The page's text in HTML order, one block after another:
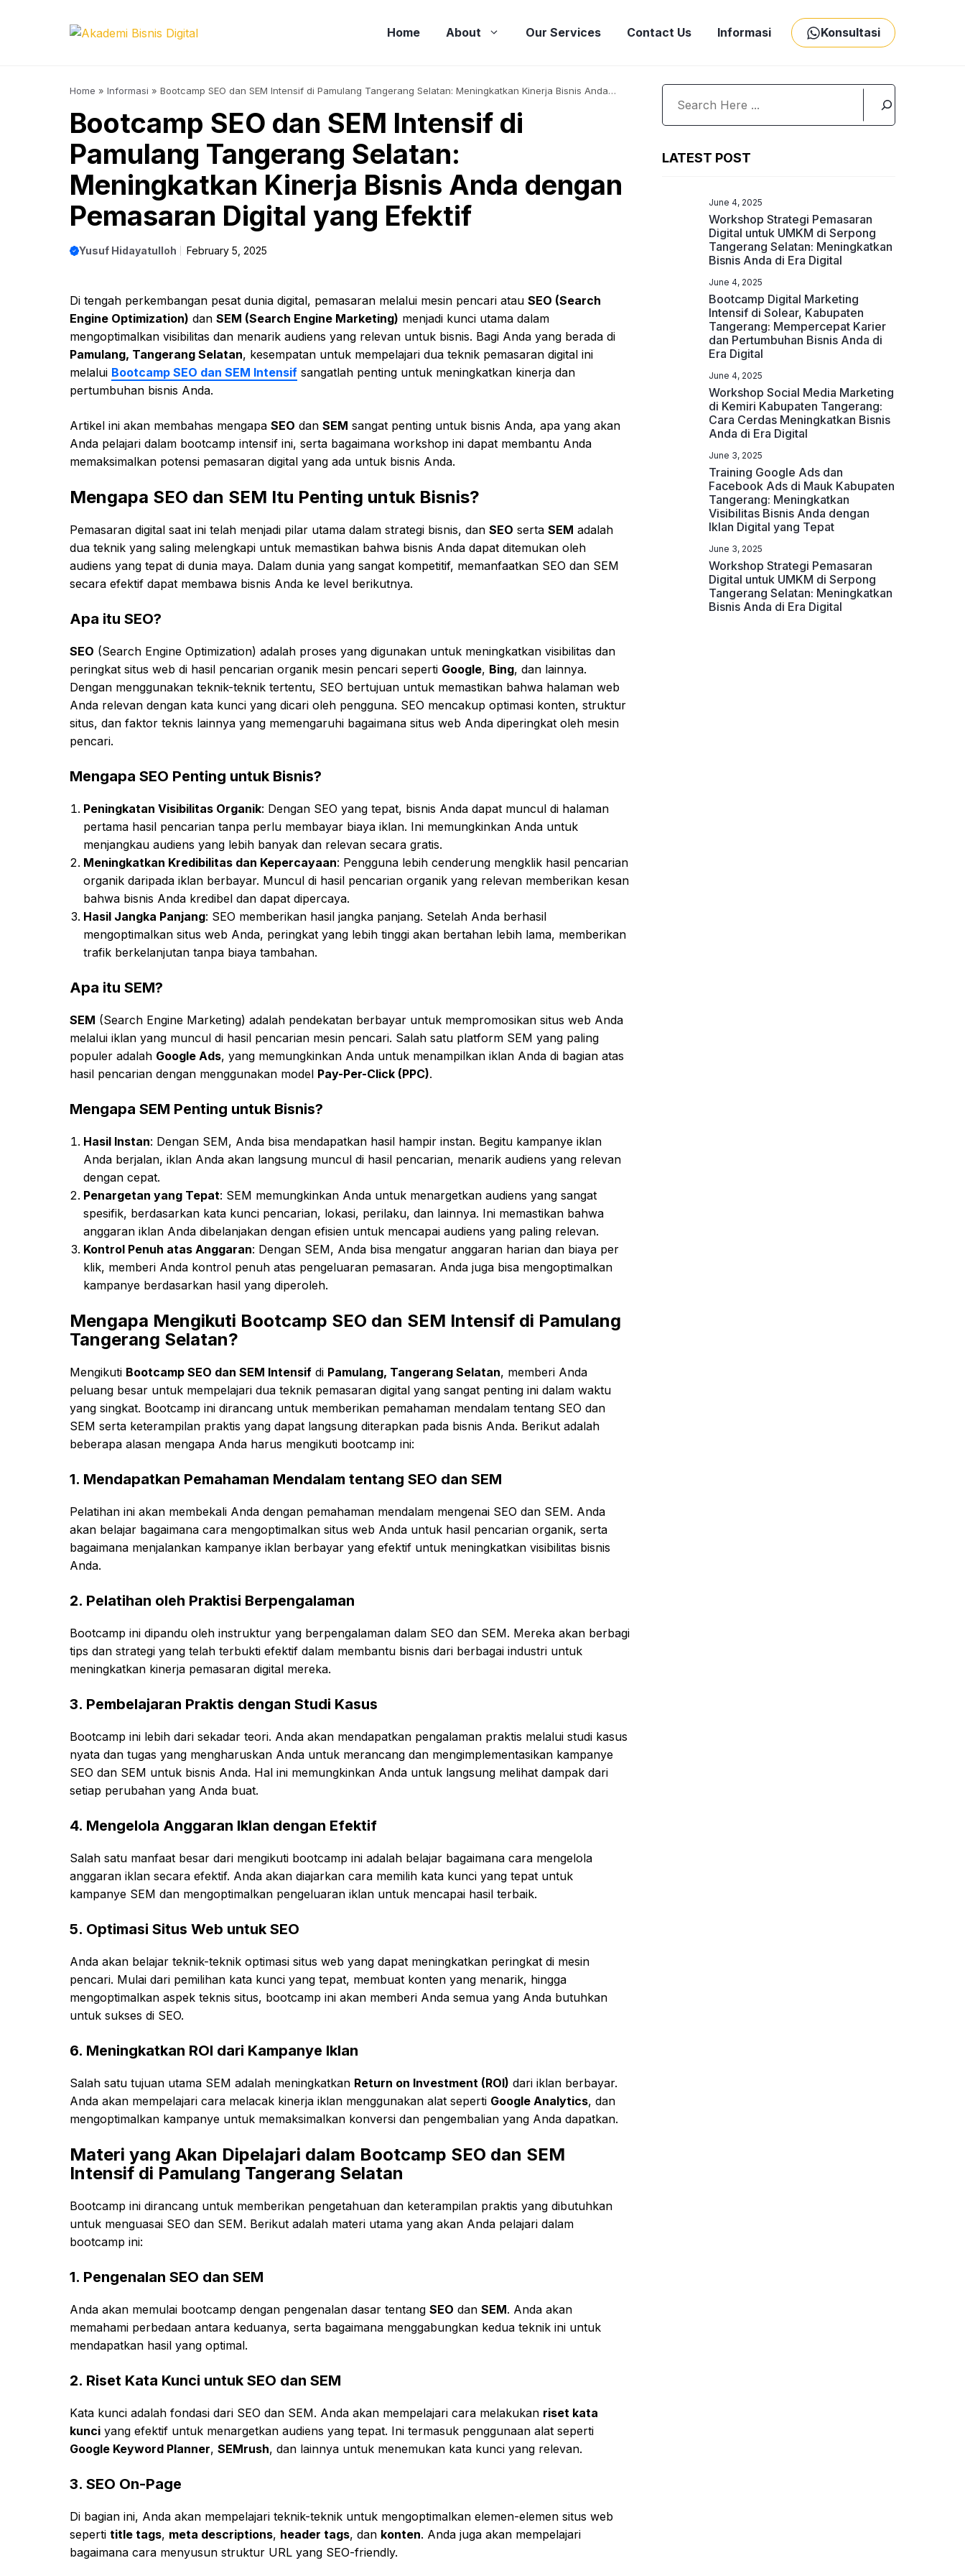
Home About Our Services Contact Us Informasi Konsultasi
Home » Informasi » Bootcamp SEO dan SEM Intensif di Pamulang Tangerang Selatan: Meningkatkan Kinerja Bisnis Anda
Bootcamp SEO dan SEM Intensif di
Pamulang Tangerang Selatan:
Meningkatkan Kinerja Bisnis Anda dengan
Pemasaran Digital yang Efektif
Yusuf Hidayatulloh February 5, 2025
Di tengah perkembangan pesat dunia digital, pemasaran melalui mesin pencari atau SEO (Search
Engine Optimization) dan SEM (Search Engine Marketing) menjadi kunci utama dalam
mengoptimalkan visibilitas dan menarik audiens yang relevan untuk bisnis. Bagi Anda yang berada di
Pamulang, Tangerang Selatan, kesempatan untuk mempelajari dua teknik pemasaran digital ini
melalui Bootcamp SEO dan SEM Intensif sangatlah penting untuk meningkatkan kinerja dan
pertumbuhan bisnis Anda.
Artikel ini akan membahas mengapa SEO dan SEM sangat penting untuk bisnis Anda, apa yang akan
Anda pelajari dalam bootcamp intensif ini, serta bagaimana workshop ini dapat membantu Anda
memaksimalkan potensi pemasaran digital yang ada untuk bisnis Anda.
Mengapa SEO dan SEM Itu Penting untuk Bisnis?
Pemasaran digital saat ini telah menjadi pilar utama dalam strategi bisnis, dan SEO serta SEM adalah
dua teknik yang saling melengkapi untuk memastikan bahwa bisnis Anda dapat ditemukan oleh
audiens yang tepat di dunia maya. Dalam dunia yang sangat kompetitif, memanfaatkan SEO dan SEM
secara efektif dapat membawa bisnis Anda ke level berikutnya.
Apa itu SEO?
SEO (Search Engine Optimization) adalah proses yang digunakan untuk meningkatkan visibilitas dan
peringkat situs web di hasil pencarian organik mesin pencari seperti Google, Bing, dan lainnya.
Dengan menggunakan teknik-teknik tertentu, SEO bertujuan untuk memastikan bahwa halaman web
Anda relevan dengan kata kunci yang dicari oleh pengguna. SEO mencakup optimasi konten, struktur
situs, dan faktor teknis lainnya yang memengaruhi bagaimana situs web Anda diperingkat oleh mesin
pencari.
Mengapa SEO Penting untuk Bisnis?
Peningkatan Visibilitas Organik: Dengan SEO yang tepat, bisnis Anda dapat muncul di halaman
pertama hasil pencarian tanpa perlu membayar biaya iklan. Ini memungkinkan Anda untuk
menjangkau audiens yang lebih banyak dan relevan secara gratis.
Meningkatkan Kredibilitas dan Kepercayaan: Pengguna lebih cenderung mengklik hasil pencarian
organik daripada iklan berbayar. Muncul di hasil pencarian organik yang relevan memberikan kesan
bahwa bisnis Anda kredibel dan dapat dipercaya.
Hasil Jangka Panjang: SEO memberikan hasil jangka panjang. Setelah Anda berhasil
mengoptimalkan situs web Anda, peringkat yang lebih tinggi akan bertahan lebih lama, memberikan
trafik berkelanjutan tanpa biaya tambahan.
Apa itu SEM?
SEM (Search Engine Marketing) adalah pendekatan berbayar untuk mempromosikan situs web Anda
melalui iklan yang muncul di hasil pencarian mesin pencari. Salah satu platform SEM yang paling
populer adalah Google Ads, yang memungkinkan Anda untuk menampilkan iklan Anda di bagian atas
hasil pencarian dengan menggunakan model Pay-Per-Click (PPC).
Mengapa SEM Penting untuk Bisnis?
Hasil Instan: Dengan SEM, Anda bisa mendapatkan hasil hampir instan. Begitu kampanye iklan
Anda berjalan, iklan Anda akan langsung muncul di hasil pencarian, menarik audiens yang relevan
dengan cepat.
Penargetan yang Tepat: SEM memungkinkan Anda untuk menargetkan audiens yang sangat
spesifik, berdasarkan kata kunci pencarian, lokasi, perilaku, dan lainnya. Ini memastikan bahwa
anggaran iklan Anda dibelanjakan dengan efisien untuk mencapai audiens yang paling relevan.
Kontrol Penuh atas Anggaran: Dengan SEM, Anda bisa mengatur anggaran harian dan biaya per
klik, memberi Anda kontrol penuh atas pengeluaran pemasaran. Anda juga bisa mengoptimalkan
kampanye berdasarkan hasil yang diperoleh.
Mengapa Mengikuti Bootcamp SEO dan SEM Intensif di Pamulang
Tangerang Selatan?
Mengikuti Bootcamp SEO dan SEM Intensif di Pamulang, Tangerang Selatan, memberi Anda
peluang besar untuk mempelajari dua teknik pemasaran digital yang sangat penting ini dalam waktu
yang singkat. Bootcamp ini dirancang untuk memberikan pemahaman mendalam tentang SEO dan
SEM serta keterampilan praktis yang dapat langsung diterapkan pada bisnis Anda. Berikut adalah
beberapa alasan mengapa Anda harus mengikuti bootcamp ini:
1. Mendapatkan Pemahaman Mendalam tentang SEO dan SEM
Pelatihan ini akan membekali Anda dengan pemahaman mendalam mengenai SEO dan SEM. Anda
akan belajar bagaimana cara mengoptimalkan situs web Anda untuk hasil pencarian organik, serta
bagaimana menjalankan kampanye iklan berbayar yang efektif untuk meningkatkan visibilitas bisnis
Anda.
2. Pelatihan oleh Praktisi Berpengalaman
Bootcamp ini dipandu oleh instruktur yang berpengalaman dalam SEO dan SEM. Mereka akan berbagi
tips dan strategi yang telah terbukti efektif dalam membantu bisnis dari berbagai industri untuk
meningkatkan kinerja pemasaran digital mereka.
3. Pembelajaran Praktis dengan Studi Kasus
Bootcamp ini lebih dari sekadar teori. Anda akan mendapatkan pengalaman praktis melalui studi kasus
nyata dan tugas yang mengharuskan Anda untuk merancang dan mengimplementasikan kampanye
SEO dan SEM untuk bisnis Anda. Hal ini memungkinkan Anda untuk langsung melihat dampak dari
setiap perubahan yang Anda buat.
4. Mengelola Anggaran Iklan dengan Efektif
Salah satu manfaat besar dari mengikuti bootcamp ini adalah belajar bagaimana cara mengelola
anggaran iklan secara efektif. Anda akan diajarkan cara memilih kata kunci yang tepat untuk
kampanye SEM dan mengoptimalkan pengeluaran iklan untuk mencapai hasil terbaik.
5. Optimasi Situs Web untuk SEO
Anda akan belajar teknik-teknik optimasi situs web yang dapat meningkatkan peringkat di mesin
pencari. Mulai dari pemilihan kata kunci yang tepat, membuat konten yang menarik, hingga
mengoptimalkan aspek teknis situs, bootcamp ini akan memberi Anda semua yang Anda butuhkan
untuk sukses di SEO.
6. Meningkatkan ROI dari Kampanye Iklan
Salah satu tujuan utama SEM adalah meningkatkan Return on Investment (ROI) dari iklan berbayar.
Anda akan mempelajari cara melacak kinerja iklan menggunakan alat seperti Google Analytics, dan
mengoptimalkan kampanye untuk memaksimalkan konversi dan pengembalian yang Anda dapatkan.
Materi yang Akan Dipelajari dalam Bootcamp SEO dan SEM
Intensif di Pamulang Tangerang Selatan
Bootcamp ini dirancang untuk memberikan pengetahuan dan keterampilan praktis yang dibutuhkan
untuk menguasai SEO dan SEM. Berikut adalah materi utama yang akan Anda pelajari dalam
bootcamp ini:
1. Pengenalan SEO dan SEM
Anda akan memulai bootcamp dengan pengenalan dasar tentang SEO dan SEM. Anda akan
memahami perbedaan antara keduanya, serta bagaimana menggabungkan kedua teknik ini untuk
mendapatkan hasil yang optimal.
2. Riset Kata Kunci untuk SEO dan SEM
Kata kunci adalah fondasi dari SEO dan SEM. Anda akan mempelajari cara melakukan riset kata
kunci yang efektif untuk menargetkan audiens yang tepat. Ini termasuk penggunaan alat seperti
Google Keyword Planner, SEMrush, dan lainnya untuk menemukan kata kunci yang relevan.
3. SEO On-Page
Di bagian ini, Anda akan mempelajari teknik-teknik untuk mengoptimalkan elemen-elemen situs web
seperti title tags, meta descriptions, header tags, dan konten. Anda juga akan mempelajari
bagaimana cara menyusun struktur URL yang SEO-friendly.
LATEST POST
June 4, 2025
Workshop Strategi Pemasaran
Digital untuk UMKM di Serpong
Tangerang Selatan: Meningkatkan
Bisnis Anda di Era Digital
June 4, 2025
Bootcamp Digital Marketing
Intensif di Solear, Kabupaten
Tangerang: Mempercepat Karier
dan Pertumbuhan Bisnis Anda di
Era Digital
June 4, 2025
Workshop Social Media Marketing
di Kemiri Kabupaten Tangerang:
Cara Cerdas Meningkatkan Bisnis
Anda di Era Digital
June 3, 2025
Training Google Ads dan
Facebook Ads di Mauk Kabupaten
Tangerang: Meningkatkan
Visibilitas Bisnis Anda dengan
Iklan Digital yang Tepat
June 3, 2025
Workshop Strategi Pemasaran
Digital untuk UMKM di Serpong
Tangerang Selatan: Meningkatkan
Bisnis Anda di Era Digital